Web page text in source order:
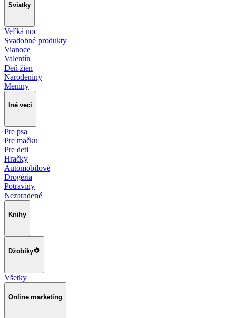
Sviatky
Veľká noc
Svadobné produkty
Vianoce
Valentín
Deň žien
Narodeniny
Meniny
Iné veci
Pre psa
Pre mačku
Pre deti
Hračky
Automobilové
Drogéria
Potraviny
Nezaradené
Knihy
Džobíky
Všetky
Online marketing